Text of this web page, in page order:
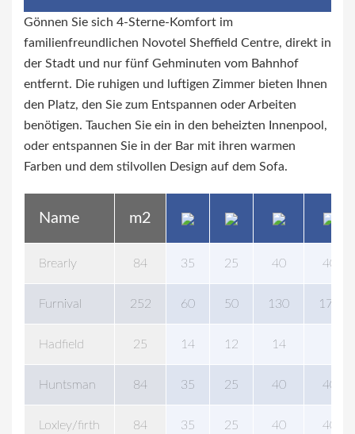
Gönnen Sie sich 4-Sterne-Komfort im
familienfreundlichen Novotel Sheffield Centre, direkt in
der Stadt und nur fünf Gehminuten vom Bahnhof
entfernt. Die ruhigen und luftigen Zimmer bieten Ihnen
den Platz, den Sie zum Entspannen oder Arbeiten
benötigen. Tauchen Sie ein in den beheizten Innenpool,
oder entspannen Sie in der Bar mit ihren warmen
Farben und dem stilvollen Design auf dem Sofa.
Name m2
Brearly 84 35 25 40 40
Furnival 252 60 50 130 175
Hadfield 25 14 12 14
Huntsman 84 35 25 40 40
Loxley/firth 84 35 25 40 40